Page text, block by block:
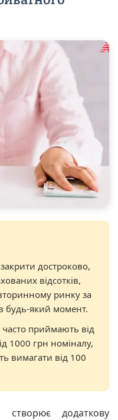
достроково,
відсотків,
ринку за
будь-який момент.
приймають від
1000 грн номіналу,
вимагати від 100
створює додаткову